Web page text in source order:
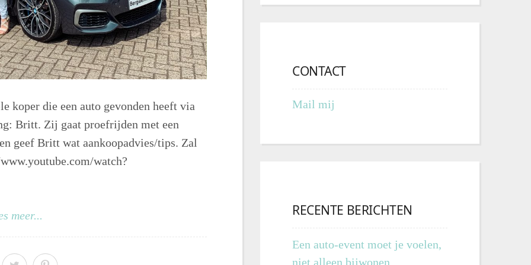
koper die een auto gevonden heeft via
Britt. Zij gaat proefrijden met een
geef Britt wat aankoopadvies/tips. Zal
watch?
meer...
CONTACT
Mail mij
RECENTE BERICHTEN
Een auto-event moet je voelen,
niet alleen bijwonen